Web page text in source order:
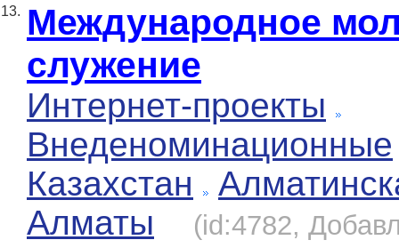
13. Международное
служение
Интернет-проекты
Внеденоминационные
Казахстан
Алматы
(id:4782,